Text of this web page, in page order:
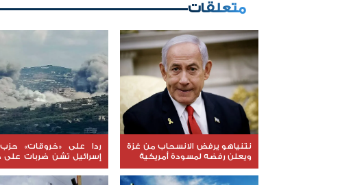
متعلقات
نتنياهو يرفض الانسحاب من غزة
ويعلن رفضه لمسودة أمريكية
ردا على «خروقات» حزب
إسرائيل تشن ضربات
لبنان